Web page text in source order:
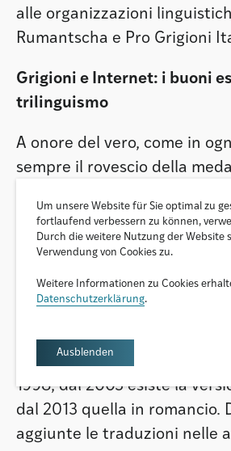
alle organizzazioni
Rumantscha e Pro Grigioni
Grigioni e Internet: i buoni
trilinguismo
A onore del vero, come in
sempre il rovescio della
trilinguismo sul web. Uno tra
della Ferrovia retica (FR),
cantonali, in altri sette
integrale, composta di 2'500
inglese e italiano il sito è
1998, dal 2003 esiste la
dal 2013 quella in romancio.
aggiunte le traduzioni nelle
Um unsere Website für Sie optimal zu
fortlaufend verbessern zu können,
Durch die weitere Nutzung der Website
Verwendung von Cookies zu.
Weitere Informationen zu Cookies
Datenschutzerklärung.
Ausblenden